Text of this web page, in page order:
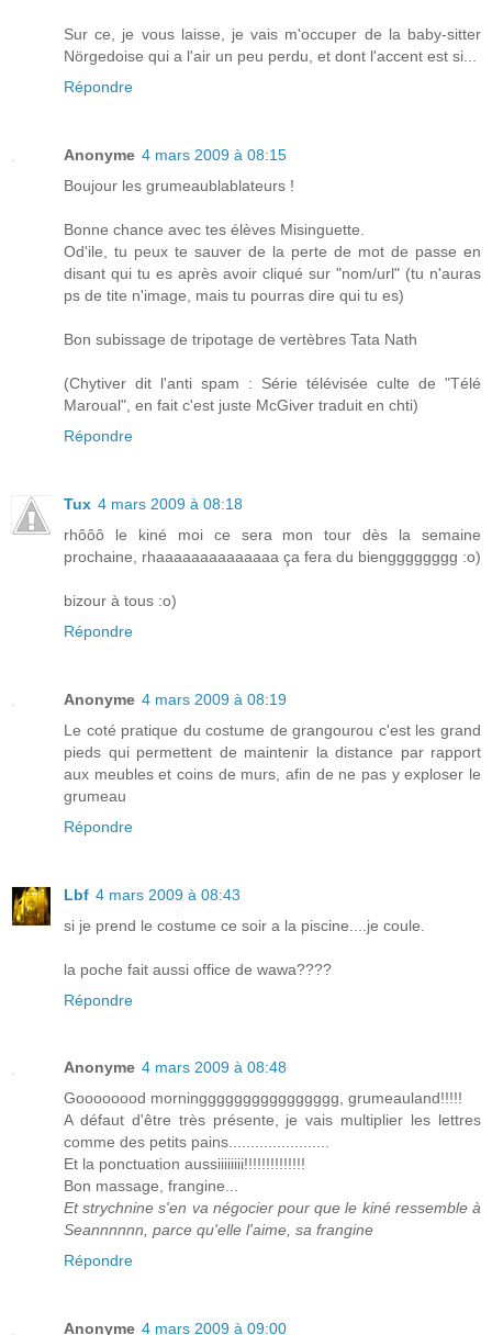
Sur ce, je vous laisse, je vais m'occuper de la baby-sitter
Nörgedoise qui a l'air un peu perdu, et dont l'accent est si...
Répondre
Anonyme 4 mars 2009 à 08:15
Boujour les grumeaublablateurs !
Bonne chance avec tes élèves Misinguette.
Od'ile, tu peux te sauver de la perte de mot de passe en
disant qui tu es après avoir cliqué sur "nom/url" (tu n'auras
ps de tite n'image, mais tu pourras dire qui tu es)
Bon subissage de tripotage de vertèbres Tata Nath
(Chytiver dit l'anti spam : Série télévisée culte de "Télé
Maroual", en fait c'est juste McGiver traduit en chti)
Répondre
Tux 4 mars 2009 à 08:18
rhôôô le kiné moi ce sera mon tour dès la semaine
prochaine, rhaaaaaaaaaaaaaa ça fera du biengggggggg :o)
bizour à tous :o)
Répondre
Anonyme 4 mars 2009 à 08:19
Le coté pratique du costume de grangourou c'est les grand
pieds qui permettent de maintenir la distance par rapport
aux meubles et coins de murs, afin de ne pas y exploser le
grumeau
Répondre
Lbf 4 mars 2009 à 08:43
si je prend le costume ce soir a la piscine....je coule.
la poche fait aussi office de wawa????
Répondre
Anonyme 4 mars 2009 à 08:48
Goooooood morningggggggggggggggg, grumeauland!!!!!
A défaut d'être très présente, je vais multiplier les lettres
comme des petits pains.......................
Et la ponctuation aussiiiiiiii!!!!!!!!!!!!!!
Bon massage, frangine...
Et strychnine s'en va négocier pour que le kiné ressemble à
Seannnnnn, parce qu'elle l'aime, sa frangine
Répondre
Anonyme 4 mars 2009 à 09:00